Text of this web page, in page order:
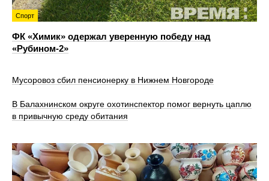
Спорт
ФК «Химик» одержал уверенную победу над
«Рубином‑2»
Мусоровоз сбил пенсионерку в Нижнем Новгороде
В Балахнинском округе охотинспектор помог вернуть цаплю
в привычную среду обитания